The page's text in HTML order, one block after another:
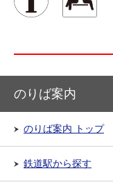
のりば案内
のりば案内 トップ
鉄道駅から探す